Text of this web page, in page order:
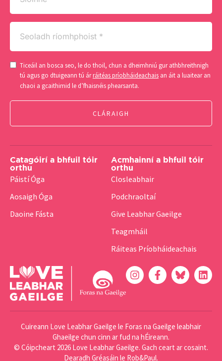
Seoladh
ríomhphoist
(Required)
Consent
(Required)
Ticeáil an bosca seo, le do thoil, chun a dheimhniú gur athbhreithnigh
tú agus go dtuigeann tú árráitéas príobháideachais an áit a luaitear an
chaoi a gcaithimid le d’fhaisnéis phearsanta.
Catagóirí a bhfuil tóir
orthu
Páistí Óga
Aosaigh Óga
Daoine Fásta
Acmhainní a bhfuil tóir
orthu
Closleabhair
Podchraoltaí
Give Leabhar Gaeilge
Teagmháil
Ráiteas Príobháideachais
Cuireann Love Leabhar Gaeilge le Foras na Gaeilge leabhair
Ghaeilge chun cinn ar fud na hÉireann.
© Cóipcheart 2026 Love Leabhar Gaeilge. Gach ceart ar cosaint.
Dearadh Gréasáin le Rob&Paul.